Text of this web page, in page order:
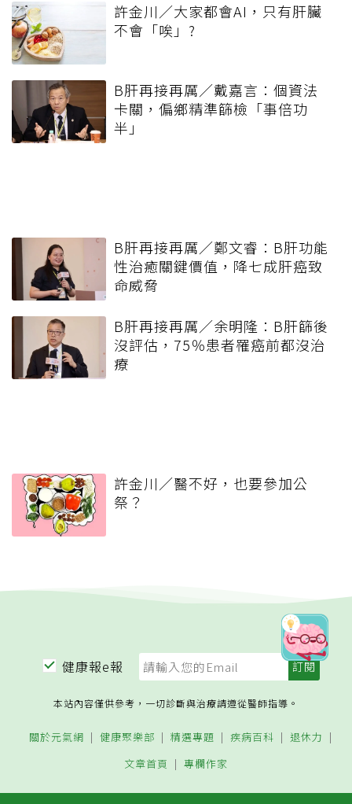
許金川／大家都會AI，只有肝臟
不會「唉」?
B肝再接再厲／戴嘉言：個資法
卡關，偏鄉精準篩檢「事倍功
半」
B肝再接再厲／鄭文睿：B肝功能
性治癒關鍵價值，降七成肝癌致
命威脅
B肝再接再厲／余明隆：B肝篩後
沒評估，75％患者罹癌前都沒治
療
許金川／醫不好，也要參加公
祭？
健康報e報
本站內容僅供參考，一切診斷與治療請遵從醫師指導。
關於元氣網 健康聚樂部 精選專題 疾病百科
退休力
文章首頁
專欄作家